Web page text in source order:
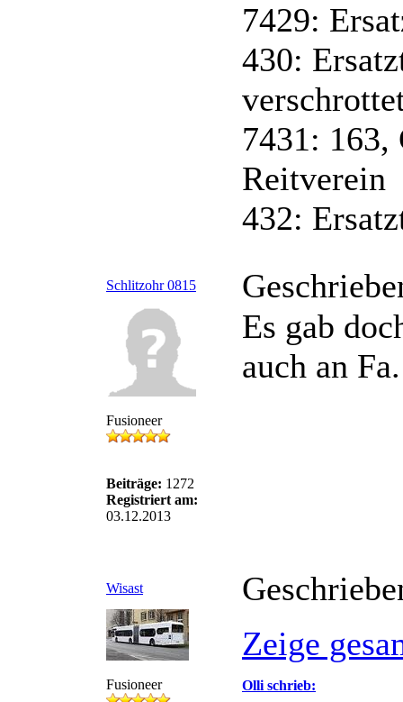
7429:
430:
7431: 163,
Reitverein
432:
Schlitzohr 0815
Fusioneer
Beiträge: 1272
Registriert am:
03.12.2013
Es gab
auch an
Wisast
Fusioneer
Zeige
Olli schrieb: